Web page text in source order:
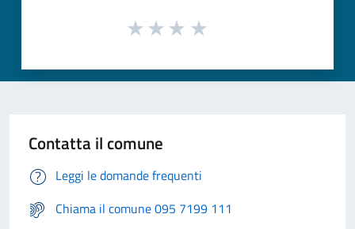
Contatta il comune
Leggi le domande frequenti
Chiama il comune 095 7199 111